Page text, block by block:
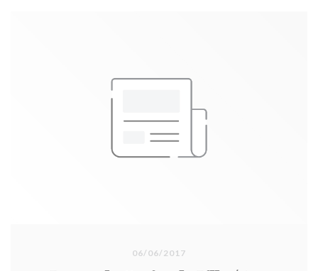
06/06/2017